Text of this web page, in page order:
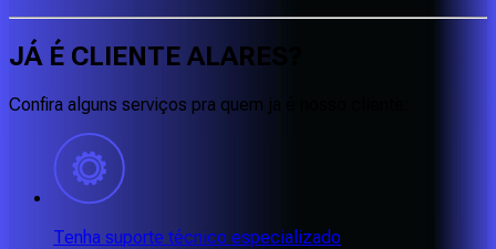
JÁ É CLIENTE ALARES
Confira alguns serviços pra quem ja é nosso cliente:
Tenha suporte técnico especializado